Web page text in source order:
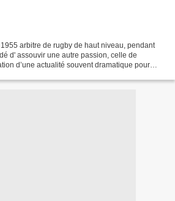
arbitre de rugby de haut niveau, pendant
d' assouvir une autre passion, celle de
d’une actualité souvent dramatique pour